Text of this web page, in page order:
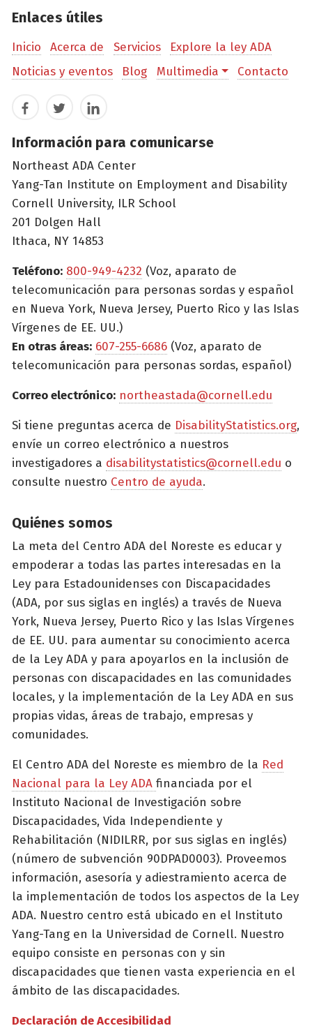
Enlaces útiles
Inicio Acerca de Servicios
Explore la ley ADA
Noticias y eventos
Blog Multimedia Contacto
FacebookTwitterLinkedIn
Información para comunicarse
Northeast ADA Center
Yang-Tan Institute on Employment and Disability
Cornell University, ILR School
201 Dolgen Hall
Ithaca, NY 14853
Teléfono: 800-949-4232 (Voz, aparato de
telecomunicación para personas sordas y español
en Nueva York, Nueva Jersey, Puerto Rico y las Islas
Vírgenes de EE. UU.)
En otras áreas: 607-255-6686 (Voz, aparato de
telecomunicación para personas sordas, español)
Correo electrónico: northeastada@cornell.edu
Si tiene preguntas acerca de DisabilityStatistics.org,
envíe un correo electrónico a nuestros
investigadores a disabilitystatistics@cornell.edu o
consulte nuestro Centro de ayuda.
Quiénes somos
La meta del Centro ADA del Noreste es educar y
empoderar a todas las partes interesadas en la
Ley para Estadounidenses con Discapacidades
(ADA, por sus siglas en inglés) a través de Nueva
York, Nueva Jersey, Puerto Rico y las Islas Vírgenes
de EE. UU. para aumentar su conocimiento acerca
de la Ley ADA y para apoyarlos en la inclusión de
personas con discapacidades en las comunidades
locales, y la implementación de la Ley ADA en sus
propias vidas, áreas de trabajo, empresas y
comunidades.
El Centro ADA del Noreste es miembro de la Red
Nacional para la Ley ADA financiada por el
Instituto Nacional de Investigación sobre
Discapacidades, Vida Independiente y
Rehabilitación (NIDILRR, por sus siglas en inglés)
(número de subvención 90DPAD0003). Proveemos
información, asesoría y adiestramiento acerca de
la implementación de todos los aspectos de la Ley
ADA. Nuestro centro está ubicado en el Instituto
Yang-Tang en la Universidad de Cornell. Nuestro
equipo consiste en personas con y sin
discapacidades que tienen vasta experiencia en el
ámbito de las discapacidades.
Declaración de Accesibilidad